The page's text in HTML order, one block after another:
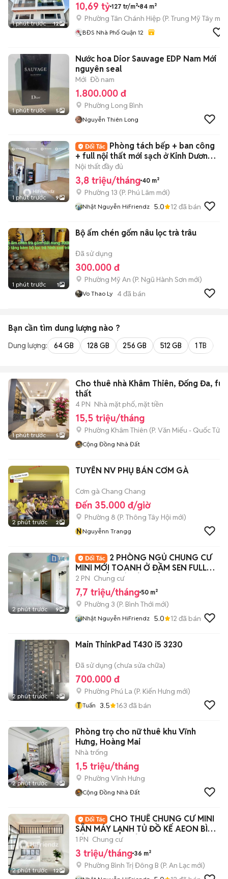
1 phút trước 12
10,69 tỷ 127 tr/m² 84 m²
Phường Tân Chánh Hiệp (P. Trung Mỹ Tây mới)
BĐS Nhà Phố Quận 12
1 phút trước 5
Nước hoa Dior Sauvage EDP Nam Mới
nguyên seal
Mới Đồ nam
1.800.000 đ
Phường Long Bình
Nguyễn Thiên Long
1 phút trước 9
Phòng tách bếp + ban công
+ full nội thất mới sạch ở Kinh Dương
Vương
Nội thất đầy đủ
3,8 triệu/tháng 40 m²
Phường 13 (P. Phú Lâm mới)
Nhật Nguyễn HiFriendz 5.0 12 đã bán
1 phút trước 1
Bộ ấm chén gốm nâu lọc trà trâu
Đã sử dụng
300.000 đ
Phường Mỹ An (P. Ngũ Hành Sơn mới)
Vo Thao Ly 4đã bán
Bạn cần tìm dung lượng nào ?
Dung lượng: 64 GB 128 GB 256 GB 512 GB 1 TB
1 phút trước 5
Cho thuê nhà Khâm Thiên, Đống Đa,
thất
4 PN Nhà mặt phố, mặt tiền
15,5 triệu/tháng
Phường Khâm Thiên (P. Văn Miếu - Quốc Tử
Cộng Đồng Nhà Đất
2 phút trước 2
TUYỂN NV PHỤ BÁN CƠM GÀ
Cơm gà Chang Chang
Đến 35.000 đ/giờ
Phường 8 (P. Thông Tây Hội mới)
NNguyễnn Trangg
2 phút trước 9
2 PHÒNG NGỦ CHUNG CƯ
MINI MỚI TOANH Ở ĐẦM SEN FULL
NỘI THẤT CÓ CỬA SỔ
2 PN Chung cư
7,7 triệu/tháng 50 m²
Phường 3 (P. Bình Thới mới)
Nhật Nguyễn HiFriendz 5.0 12 đã bán
2 phút trước 3
Main ThinkPad T430 i5 3230
Đã sử dụng (chưa sửa chữa)
700.000 đ
Phường Phú La (P. Kiến Hưng mới)
T Tuấn 3.5 163 đã bán
2 phút trước 3
Phòng trọ cho nữ thuê khu Vĩnh
Hưng, Hoàng Mai
Nhà trống
1,5 triệu/tháng
Phường Vĩnh Hưng
Cộng Đồng Nhà Đất
2 phút trước 12
CHO THUÊ CHUNG CƯ MINI
SẴN MÁY LẠNH TỦ ĐỒ KẾ AEON BÌNH
TÂN KHU TÊN LỬA
1 PN Chung cư
3 triệu/tháng 36 m²
Phường Bình Trị Đông B (P. An Lạc mới)